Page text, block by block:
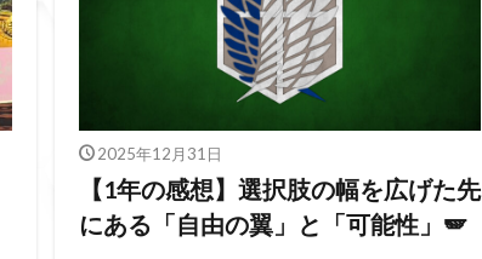
2025年12月31日
【1年の感想】選択肢の幅を広げた先
にある「自由の翼」と「可能性」🪽